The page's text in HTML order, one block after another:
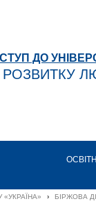
ДО
РОЗВИТКУ
› БІРЖОВА